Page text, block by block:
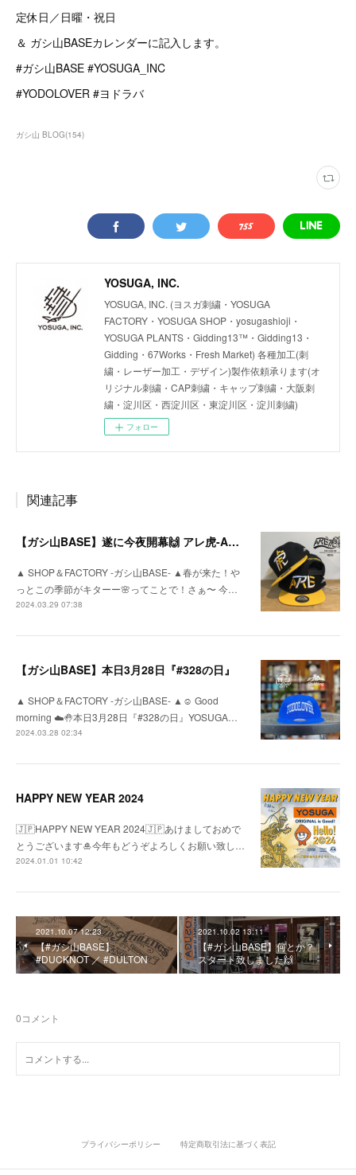
定休日／日曜・祝日
＆ ガシ山BASEカレンダーに記入します。
#ガシ山BASE #YOSUGA_INC
#YODOLOVER #ヨドラバ
ガシ山 BLOG(154)
YOSUGA, INC.
YOSUGA, INC. (ヨスガ刺繍・YOSUGA
FACTORY・YOSUGA SHOP・yosugashioji・
YOSUGA PLANTS・Gidding13™・Gidding13・
Gidding・67Works・Fresh Market) 各種加工(刺
繍・レーザー加工・デザイン)製作依頼承ります(オ
リジナル刺繍・CAP刺繍・キャップ刺繍・大阪刺
繍・淀川区・西淀川区・東淀川区・淀川刺繍)
フォロー
関連記事
【ガシ山BASE】遂に今夜開幕🙌 アレ虎-ARETORA-
▲ SHOP＆FACTORY -ガシ山BASE- ▲春が来た！や
っとこの季節がキターー🌸ってことで！さぁ〜 今…
2024.03.29 07:38
【ガシ山BASE】本日3月28日『#328の日』
▲ SHOP＆FACTORY -ガシ山BASE- ▲☺︎ Good
morning ☁️🤚本日3月28日『#328の日』YOSUGA…
2024.03.28 02:34
HAPPY NEW YEAR 2024
🇯🇵HAPPY NEW YEAR 2024🇯🇵あけましておめで
とうございます🎍今年もどうぞよろしくお願い致し…
2024.01.01 10:42
2021.10.07 12:23
【#ガシ山BASE】
#DUCKNOT ／ #DULTON
2021.10.02 13:11
【#ガシ山BASE】何とか？
スタート致しました🙌
0コメント
プライバシーポリシー 特定商取引法に基づく表記